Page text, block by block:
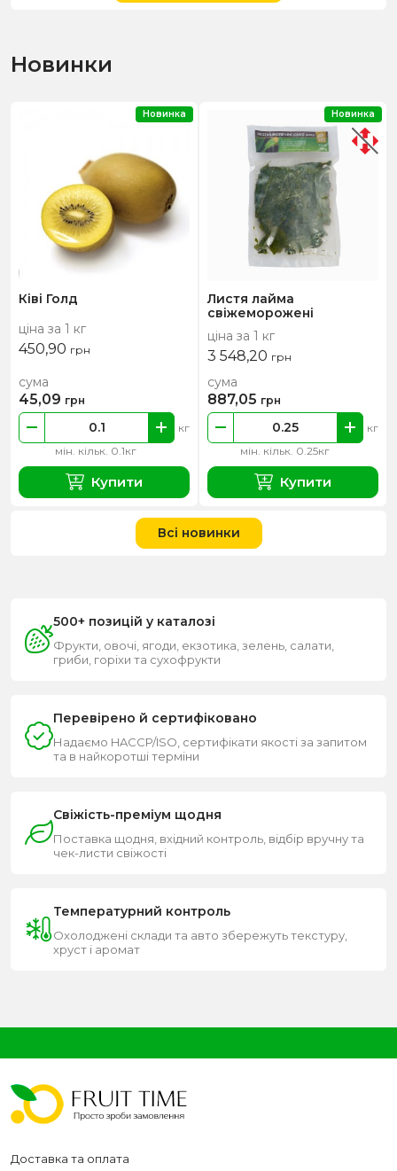
Новинки
Ківі Голд
ціна за 1 кг
450,90 грн
мін. кільк. 0.1кг
кг
сума
45,09 грн
Купити
Новинка
Листя лайма
свіжеморожені
ціна за 1 кг
3 548,20 грн
мін. кільк. 0.25кг
кг
сума
887,05 грн
Купити
Новинка
Всі новинки
500+ позицій у каталозі
Фрукти, овочі, ягоди, екзотика, зелень, салати,
гриби, горіхи та сухофрукти
Перевірено й сертифіковано
Надаємо HACCP/ISO, сертифікати якості за запитом
та в найкоротші терміни
Свіжість-преміум щодня
Поставка щодня, вхідний контроль, відбір вручну та
чек-листи свіжості
Температурний контроль
Охолоджені склади та авто збережуть текстуру,
хруст і аромат
Доставка та оплата